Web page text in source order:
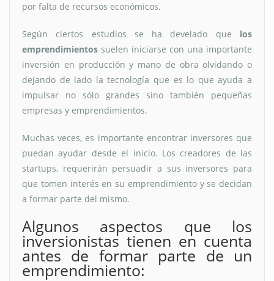
por falta de recursos económicos.
Según ciertos estudios se ha develado que los
emprendimientos suelen iniciarse con una importante
inversión en producción y mano de obra olvidando o
dejando de lado la tecnología que es lo que ayuda a
impulsar no sólo grandes sino también pequeñas
empresas y emprendimientos.
Muchas veces, es importante encontrar inversores que
puedan ayudar desde el inicio. Los creadores de las
startups, requerirán persuadir a sus inversores para
que tomen interés en su emprendimiento y se decidan
a formar parte del mismo.
Algunos aspectos que los
inversionistas tienen en cuenta
antes de formar parte de un
emprendimiento: